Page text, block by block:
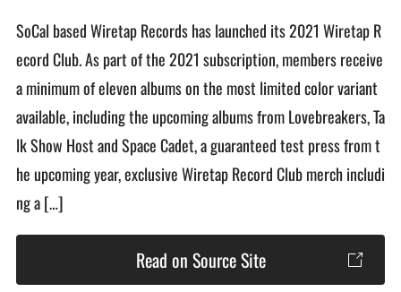
SoCal based Wiretap Records has launched its 2021 Wiretap R
ecord Club. As part of the 2021 subscription, members receive
a minimum of eleven albums on the most limited color variant
available, including the upcoming albums from Lovebreakers, Ta
lk Show Host and Space Cadet, a guaranteed test press from t
he upcoming year, exclusive Wiretap Record Club merch includi
ng a […]
Read on Source Site